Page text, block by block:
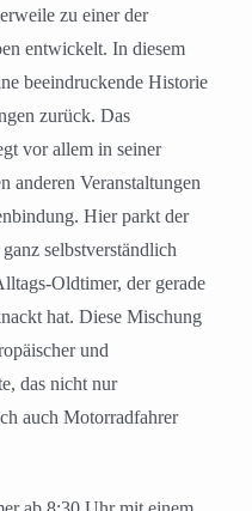
zu einer der
entwickelt. In diesem
beeindruckende Historie
zurück. Das
vor allem in seiner
anderen Veranstaltungen
Hier parkt der
selbstverständlich
Oldtimer, der gerade
hat. Diese Mischung
und
das nicht nur
auch Motorradfahrer